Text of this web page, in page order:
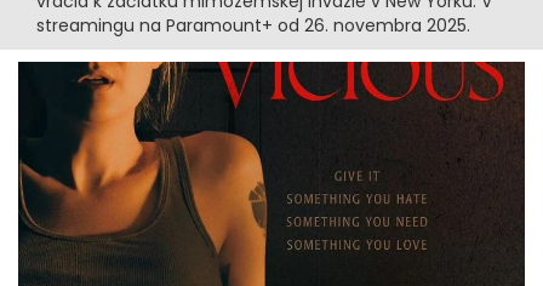
streamingu na Paramount+ od 26. novembra 2025.